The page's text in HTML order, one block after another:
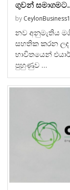
ගුවන්
by CeylonBusiness1
නව අනුමැතිය
සහතික කරන ලද
භාවිතයෙන්
පුහුණුව …